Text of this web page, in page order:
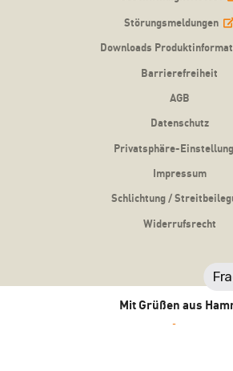
Störungsmeldungen
Downloads
Barrierefreiheit
AGB
Datenschutz
Privatsphäre-
Impressum
Schlichtung /
Widerrufsrecht
Mit Grüßen aus